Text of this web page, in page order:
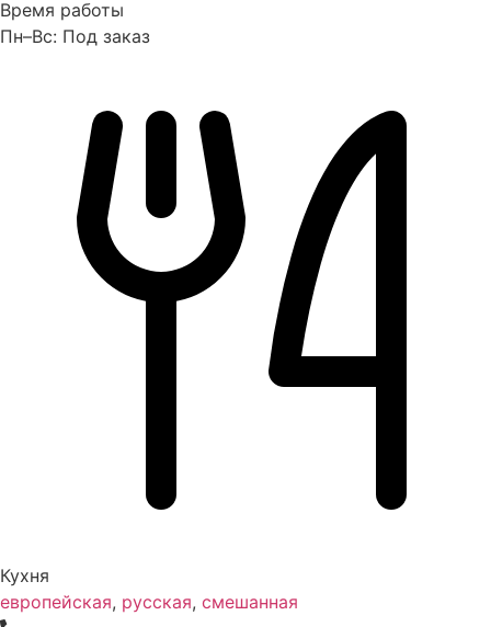
Время работы
Пн–Вс: Под заказ
Кухня
европейская, русская, смешанная